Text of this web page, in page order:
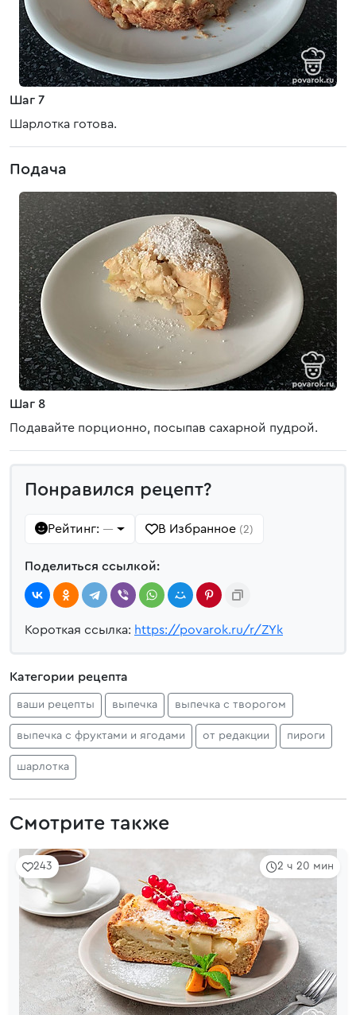
Шаг 7
Шарлотка готова.
Подача
Шаг 8
Подавайте порционно, посыпав сахарной пудрой.
Понравился рецепт?
Рейтинг: — В Избранное (2)
Поделиться ссылкой:
Короткая ссылка: https://povarok.ru/r/ZYk
Категории рецепта
ваши рецепты выпечка выпечка с творогом
выпечка с фруктами и ягодами от редакции пироги
шарлотка
Смотрите также
2 ч 20 мин
243